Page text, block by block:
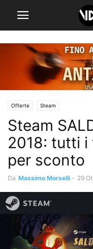
Offerte Steam
Steam
2018: tutti i
per sconto
Da Massimo Morselli - 29